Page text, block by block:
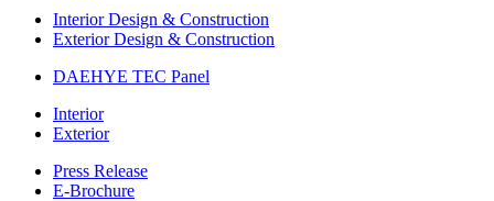
Interior Design & Construction
Exterior Design & Construction
DAEHYE TEC Panel
Interior
Exterior
Press Release
E-Brochure